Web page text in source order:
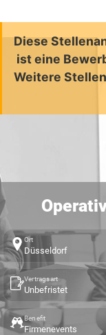
Diese
ist eine
Weitere
Ort
Düsseldorf
Vertragsart
Unbefristet
Benefit
Firmenevents